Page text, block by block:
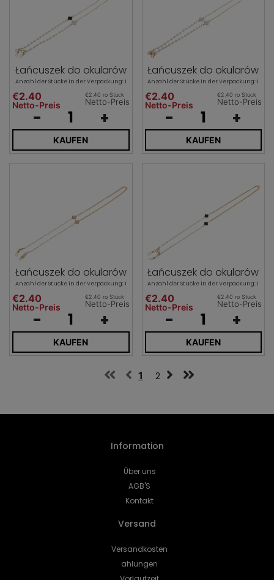
Łańcuszek do okularów
Anzahl der Stücke in der Verpackung: 1
€2.40
Netto-Preis
€2.40 ro Stück
Netto-Preis
- +
KAUFEN
Łańcuszek do okularów
Anzahl der Stücke in der Verpackung: 1
€2.40
Netto-Preis
€2.40 ro Stück
Netto-Preis
- +
KAUFEN
Łańcuszek do okularów
Anzahl der Stücke in der Verpackung: 1
€2.40
Netto-Preis
€2.40 ro Stück
Netto-Preis
- +
KAUFEN
Łańcuszek do okularów
Anzahl der Stücke in der Verpackung: 1
€2.40
Netto-Preis
€2.40 ro Stück
Netto-Preis
- +
KAUFEN
1 2
Information
Über uns
AGB'S
Kontakt
Versand
Versandkosten
ahlungen